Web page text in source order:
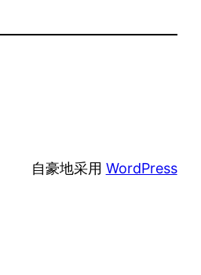
自豪地采用 WordPress